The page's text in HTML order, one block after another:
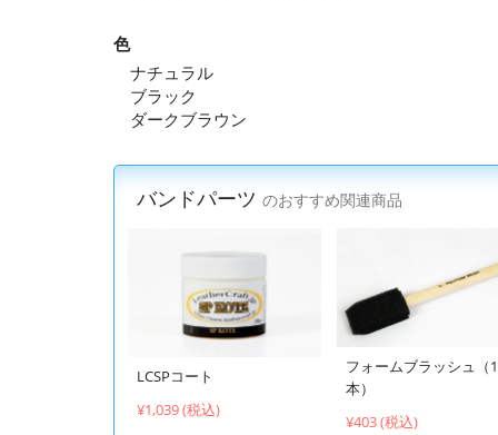
色
ナチュラル
ブラック
ダークブラウン
バンドパーツ のおすすめ関連商品
LCSPコート
¥1,039 (税込)
フォームブラッシュ（1
本）
¥403 (税込)